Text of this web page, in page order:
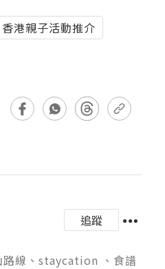
香港親子活動推介
追蹤
路線、staycation 、食譜